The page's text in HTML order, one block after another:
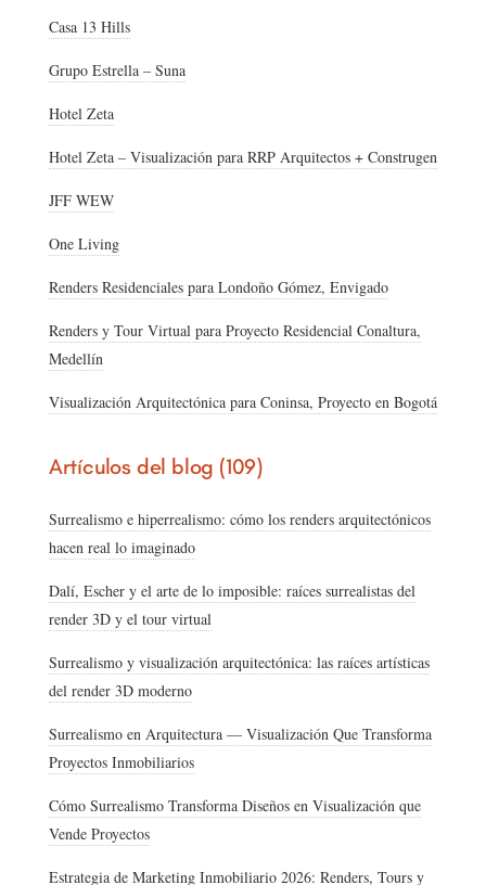
Casa 13 Hills
Grupo Estrella – Suna
Hotel Zeta
Hotel Zeta – Visualización para RRP Arquitectos + Construgen
JFF WEW
One Living
Renders Residenciales para Londoño Gómez, Envigado
Renders y Tour Virtual para Proyecto Residencial Conaltura,
Medellín
Visualización Arquitectónica para Coninsa, Proyecto en Bogotá
Artículos del blog (109)
Surrealismo e hiperrealismo: cómo los renders arquitectónicos
hacen real lo imaginado
Dalí, Escher y el arte de lo imposible: raíces surrealistas del
render 3D y el tour virtual
Surrealismo y visualización arquitectónica: las raíces artísticas
del render 3D moderno
Surrealismo en Arquitectura — Visualización Que Transforma
Proyectos Inmobiliarios
Cómo Surrealismo Transforma Diseños en Visualización que
Vende Proyectos
Estrategia de Marketing Inmobiliario 2026: Renders, Tours y